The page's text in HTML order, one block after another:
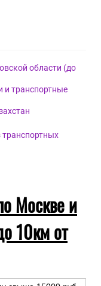
области (до
и транспортные
транспортных
Москве и
10км от